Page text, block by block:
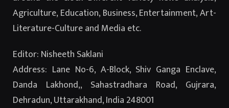
Agriculture, Education, Business, Entertainment, Art-
Literature-Culture and Media etc.
Editor: Nisheeth Saklani
Address: Lane No-6, A-Block, Shiv Ganga Enclave,
Danda Lakhond,, Sahastradhara Road, Gujrara,
Dehradun, Uttarakhand, India 248001